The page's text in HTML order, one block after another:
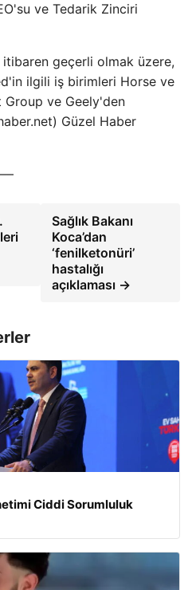
ve Tedarik Zinciri
geçerli olmak üzere,
ilgili iş birimleri Horse ve
Group ve Geely'den
Güzel Haber
Sağlık Bakanı
Koca’dan
‘fenilketonüri’
hastalığı
açıklaması →
Ciddi Sorumluluk